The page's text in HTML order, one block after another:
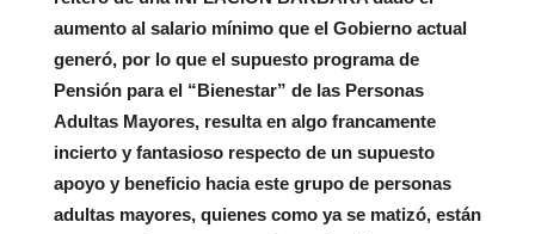
aumento al salario mínimo que el Gobierno actual
generó, por lo que el supuesto programa de
Pensión para el “Bienestar” de las Personas
Adultas Mayores, resulta en algo francamente
incierto y fantasioso respecto de un supuesto
apoyo y beneficio hacia este grupo de personas
adultas mayores, quienes como ya se matizó, están